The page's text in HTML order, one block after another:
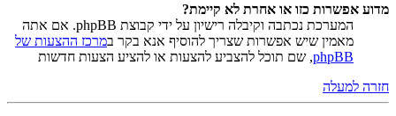
מדוע אפשרות כזו או אחרת לא קיימת?
המערכת נכתבה וקיבלה רישיון על ידי קבוצת phpBB. אם אתה
מאמין שיש אפשרות שצריך להוסיף אנא בקר במרכז ההצעות של
phpBB, שם תוכל להצביע להצעות או להציע הצעות חדשות
חזרה למעלה